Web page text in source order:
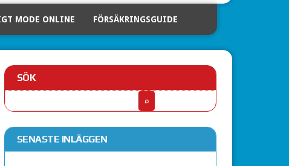
MODE ONLINE FÖRSÄKRINGSGUIDE
SÖK
SENASTE INLÄGGEN